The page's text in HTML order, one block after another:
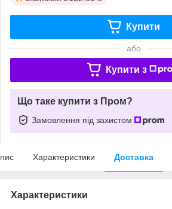
Купити
або
Купити з
Що таке купити з Пром?
Замовлення під захистом
Характеристики Доставка
Характеристики